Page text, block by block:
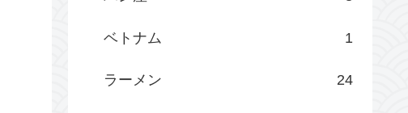
ベトナム 1
ラーメン 24